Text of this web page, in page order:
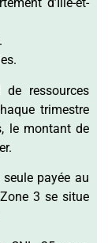
d’Ille-et-
ressources
trimestre
le montant de
payée au
3 se situe